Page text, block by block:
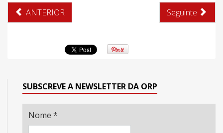
ANTERIOR Seguinte
SUBSCREVE A NEWSLETTER DA ORP
Nome *